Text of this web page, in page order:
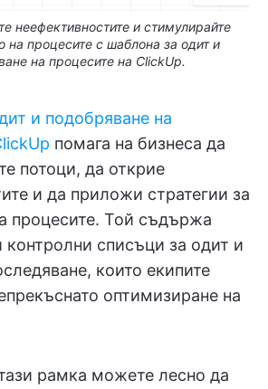
неефективностите и стимулирайте
на процесите с шаблона за одит и
на процесите на ClickUp.
и подобряване на
помага на бизнеса да
потоци, да открие
и да приложи стратегии за
процесите. Той съдържа
контролни списъци за одит и
които екипите
оптимизиране на
рамка можете лесно да